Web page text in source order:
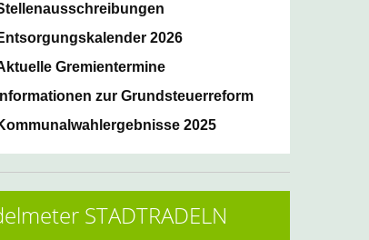
2026
Gremientermine
Informationen zur Grundsteuerreform
2025
STADTRADELN